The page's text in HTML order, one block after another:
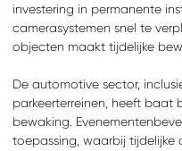
investering in permanente
camerasystemen snel te
objecten maakt tijdelijke
De automotive sector,
parkeerterreinen, heeft baat
bewaking.
toepassing, waarbij tijdelijke